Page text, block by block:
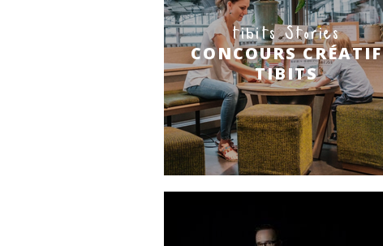
tibits Stories
CONCOURS CRÉATIF
TIBITS